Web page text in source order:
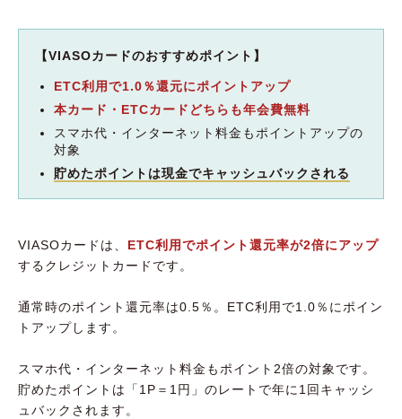
【VIASOカードのおすすめポイント】
ETC利用で1.0％還元にポイントアップ
本カード・ETCカードどちらも年会費無料
スマホ代・インターネット料金もポイントアップの
対象
貯めたポイントは現金でキャッシュバックされる
VIASOカードは、 ETC利用でポイント還元率が2倍にアップ
するクレジットカードです。
通常時のポイント還元率は0.5％。ETC利用で1.0％にポイン
トアップします。
スマホ代・インターネット料金もポイント2倍の対象です。
貯めたポイントは「1P＝1円」のレートで年に1回キャッシ
ュバックされます。